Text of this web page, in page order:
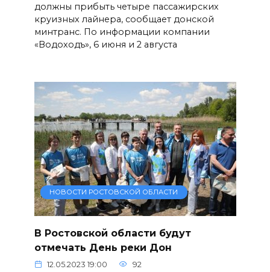
должны прибыть четыре пассажирских
круизных лайнера, сообщает донской
минтранс. По информации компании
«Водоходъ», 6 июня и 2 августа
НОВОСТИ РОСТОВСКОЙ ОБЛАСТИ
В Ростовской области будут
отмечать День реки Дон
12.05.2023 19:00 92